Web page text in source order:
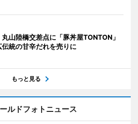
丸山陸橋交差点に「豚丼屋TONTON」
統の甘辛だれを売りに
もっと見る
ルドフォトニュース